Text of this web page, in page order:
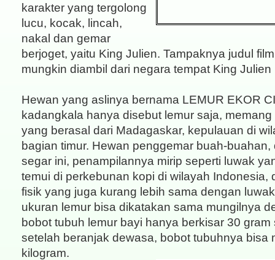
karakter yang tergolong
lucu, kocak, lincah,
nakal dan gemar
berjoget, yaitu King Julien. Tampaknya judul
mungkin diambil dari negara tempat King Julien
Hewan yang aslinya bernama LEMUR EKOR
kadangkala hanya disebut lemur saja,
yang berasal dari Madagaskar, kepulauan di
bagian timur. Hewan penggemar buah-
segar ini, penampilannya mirip seperti luwak
temui di perkebunan kopi di wilayah Indonesia,
fisik yang juga kurang lebih sama dengan
ukuran lemur bisa dikatakan sama mungilnya
bobot tubuh lemur bayi hanya berkisar 30 gram
setelah beranjak dewasa, bobot tubuhnya bisa
kilogram.